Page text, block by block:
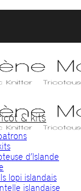
& kits
d’Islande
lopi islandais
islandaise